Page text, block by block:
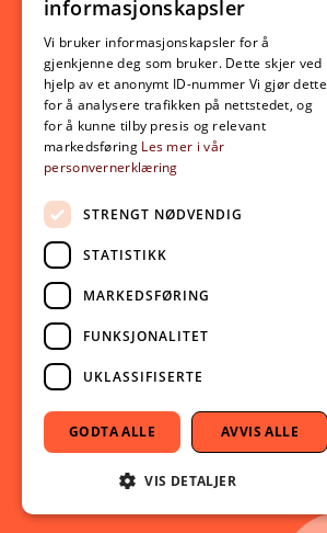
Utveksling
Opptak
Lov- og regelverk
Aktuelt
Nyheter
Arrangementer
Nyhetsbrev
Ledige stillinger
Følg oss på sosiale medier:
Facebook
Instagram
Youtube
LinkedIn
TikTok
informasjonskapsler
Vi bruker informasjonskapsler for å
gjenkjenne deg som bruker. Dette skjer ved
hjelp av et anonymt ID-nummer Vi gjør dette
for å analysere trafikken på nettstedet, og
for å kunne tilby presis og relevant
markedsføring Les mer i vår
personvernerklæring
STRENGT NØDVENDIG
STATISTIKK
MARKEDSFØRING
FUNKSJONALITET
UKLASSIFISERTE
GODTA ALLE AVVIS ALLE
VIS DETALJER